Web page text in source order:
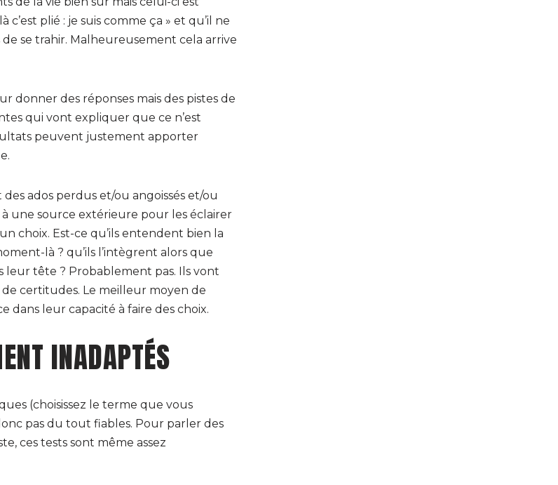
plié : je suis comme ça » et qu’il ne
se trahir. Malheureusement cela arrive
donner des réponses mais des pistes de
qui vont expliquer que ce n’est
peuvent justement apporter
ados perdus et/ou angoissés et/ou
une source extérieure pour les éclairer
choix. Est-ce qu’ils entendent bien la
là ? qu’ils l’intègrent alors que
leur tête ? Probablement pas. Ils vont
de certitudes. Le meilleur moyen de
leur capacité à faire des choix.
INADAPTÉS
(choisissez le terme que vous
pas du tout fiables. Pour parler des
ces tests sont même assez